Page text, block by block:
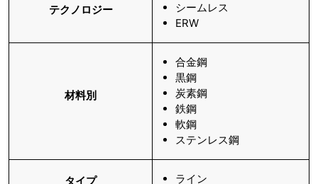
テクノロジー
シームレス
ERW
材料別
合金鋼
黒鋼
炭素鋼
鉄鋼
軟鋼
ステンレス鋼
タイプ ライン